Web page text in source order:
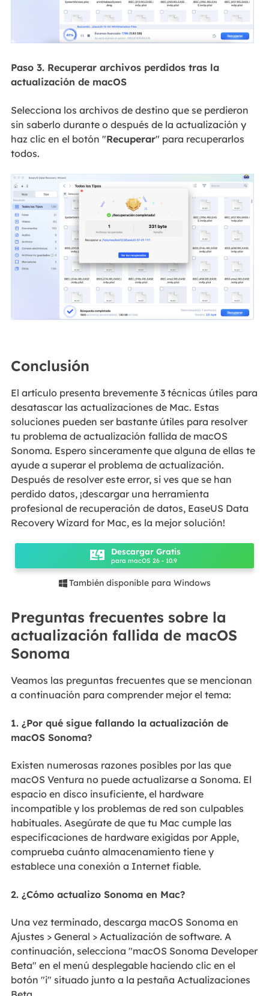
Paso 3. Recuperar archivos perdidos tras la
actualización de macOS
Selecciona los archivos de destino que se perdieron
sin saberlo durante o después de la actualización y
haz clic en el botón "Recuperar" para recuperarlos
todos.
Conclusión
El artículo presenta brevemente 3 técnicas útiles para
desatascar las actualizaciones de Mac. Estas
soluciones pueden ser bastante útiles para resolver
tu problema de actualización fallida de macOS
Sonoma. Espero sinceramente que alguna de ellas te
ayude a superar el problema de actualización.
Después de resolver este error, si ves que se han
perdido datos, ¡descargar una herramienta
profesional de recuperación de datos, EaseUS Data
Recovery Wizard for Mac, es la mejor solución!
Descargar Gratis
para macOS 26 - 10.9
 También disponible para Windows
Preguntas frecuentes sobre la
actualización fallida de macOS
Sonoma
Veamos las preguntas frecuentes que se mencionan
a continuación para comprender mejor el tema:
1. ¿Por qué sigue fallando la actualización de
macOS Sonoma?
Existen numerosas razones posibles por las que
macOS Ventura no puede actualizarse a Sonoma. El
espacio en disco insuficiente, el hardware
incompatible y los problemas de red son culpables
habituales. Asegúrate de que tu Mac cumple las
especificaciones de hardware exigidas por Apple,
comprueba cuánto almacenamiento tiene y
establece una conexión a Internet fiable.
2. ¿Cómo actualizo Sonoma en Mac?
Una vez terminado, descarga macOS Sonoma en
Ajustes > General > Actualización de software. A
continuación, selecciona "macOS Sonoma Developer
Beta" en el menú desplegable haciendo clic en el
botón "i" situado junto a la pestaña Actualizaciones